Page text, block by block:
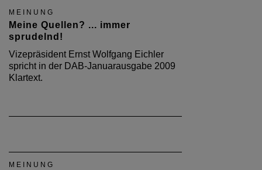
MEINUNG
Meine Quellen? ... immer
sprudelnd!
Vizepräsident Ernst Wolfgang Eichler
spricht in der DAB-Januarausgabe 2009
Klartext.
MEINUNG